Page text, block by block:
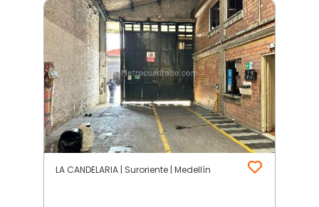
LA CANDELARIA | Suroriente | Medellín